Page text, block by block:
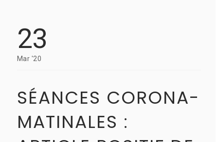
23
Mar '20
SÉANCES CORONA-
MATINALES :